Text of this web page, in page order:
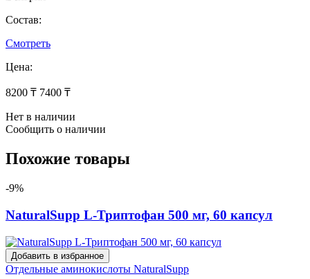
Состав:
Смотреть
Цена:
8200 ₸ 7400 ₸
Нет в наличии
Сообщить о наличии
Похожие товары
-9%
NaturalSupp L-Триптофан 500 мг, 60 капсул
Добавить в избранное
Отдельные аминокислоты NaturalSupp